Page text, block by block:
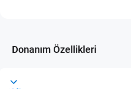
Donanım Özellikleri